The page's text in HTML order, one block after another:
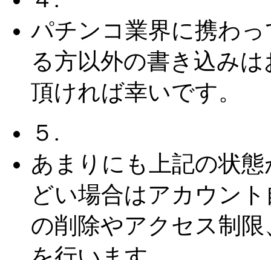
パチンコ業界に携わっ
る方以外の書き込みは
頂ければ幸いです。
５.
あまりにも上記の状態
どい場合はアカウント
の削除やアクセス制限